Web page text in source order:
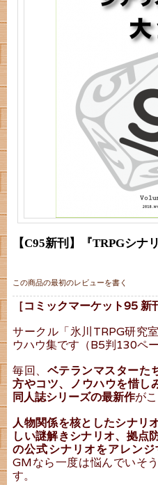
【C95新刊】『TRPGシナ
この商品の最初のレビューを書く
［コミックマーケット95 新
サークル「氷川TRPG研究
ウハウ集です（B5判130ペー
毎回、 ベテランマスターた
方やコツ、ノウハウを惜し
同人誌シリーズの最新作がこ
人物関係を核としたシナリ
しい謎解きシナリオ、拠点
の公式シナリオをアレン
GMなら一度は悩んでいそ
す。